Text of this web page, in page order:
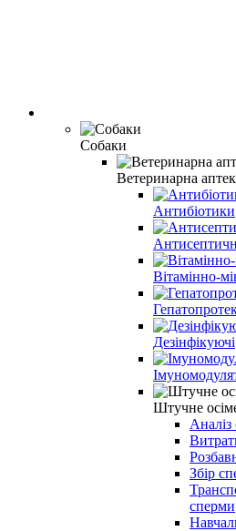
Собаки
Ветеринарна
Антибіотики
Вітамінно-
Дезінфікуючі
Штучне
Збір
сперми